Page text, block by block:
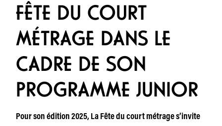
FÊTE DU COURT
MÉTRAGE DANS LE
CADRE DE SON
PROGRAMME JUNIOR
Pour son édition 2025, La Fête du court métrage s’invite